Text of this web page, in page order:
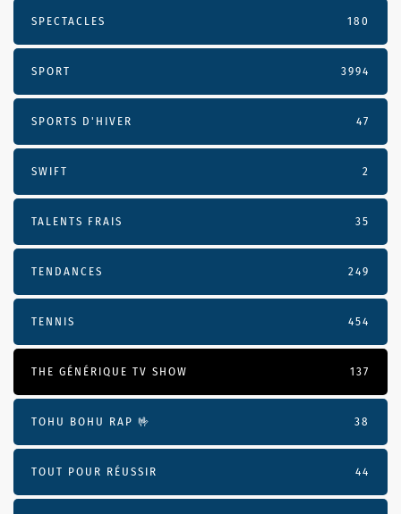
SPECTACLES 180
SPORT 3994
SPORTS D'HIVER 47
SWIFT 2
TALENTS FRAIS 35
TENDANCES 249
TENNIS 454
THE GÉNÉRIQUE TV SHOW 137
TOHU BOHU RAP 🤟 38
TOUT POUR RÉUSSIR 44